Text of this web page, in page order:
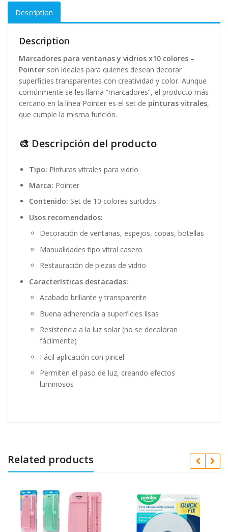
Description
Description
Marcadores para ventanas y vidrios x10 colores –
Pointer son ideales para quienes desean decorar
superficies transparentes con creatividad y color. Aunque
comúnmente se les llama “marcadores”, el producto más
cercano en la línea Pointer es el set de pinturas vitrales,
que cumple la misma función.
🎨 Descripción del producto
Tipo: Pinturas vitrales para vidrio
Marca: Pointer
Contenido: Set de 10 colores surtidos
Usos recomendados:
Decoración de ventanas, espejos, copas, botellas
Manualidades tipo vitral casero
Restauración de piezas de vidrio
Características destacadas:
Acabado brillante y transparente
Buena adherencia a superficies lisas
Resistencia a la luz solar (no se decoloran
fácilmente)
Fácil aplicación con pincel
Permiten el paso de luz, creando efectos
luminosos
Related products